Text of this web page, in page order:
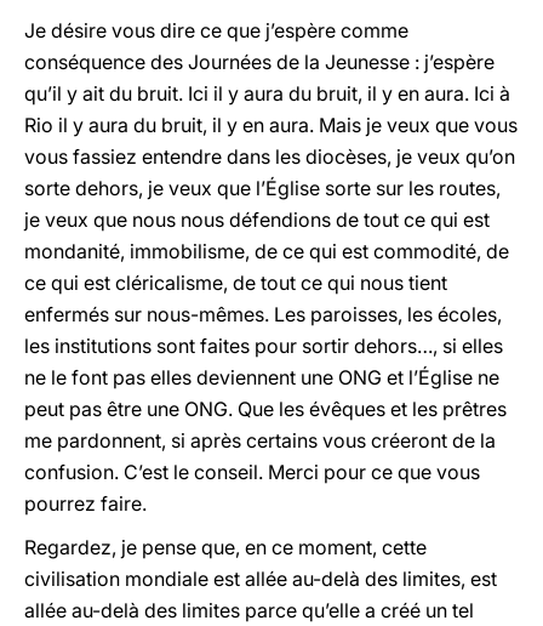
Je désire vous dire ce que j’espère comme
conséquence des Journées de la Jeunesse : j’espère
qu’il y ait du bruit. Ici il y aura du bruit, il y en aura. Ici à
Rio il y aura du bruit, il y en aura. Mais je veux que vous
vous fassiez entendre dans les diocèses, je veux qu’on
sorte dehors, je veux que l’Église sorte sur les routes,
je veux que nous nous défendions de tout ce qui est
mondanité, immobilisme, de ce qui est commodité, de
ce qui est cléricalisme, de tout ce qui nous tient
enfermés sur nous-mêmes. Les paroisses, les écoles,
les institutions sont faites pour sortir dehors…, si elles
ne le font pas elles deviennent une ONG et l’Église ne
peut pas être une ONG. Que les évêques et les prêtres
me pardonnent, si après certains vous créeront de la
confusion. C’est le conseil. Merci pour ce que vous
pourrez faire.
Regardez, je pense que, en ce moment, cette
civilisation mondiale est allée au-delà des limites, est
allée au-delà des limites parce qu’elle a créé un tel